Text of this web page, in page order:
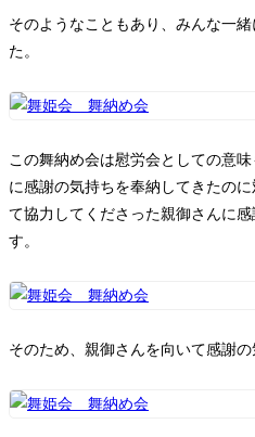
そのようなこともあり、みんな一
た。
この舞納め会は慰労会としての意
に感謝の気持ちを奉納してきたの
て協力してくださった親御さんに
す。
そのため、親御さんを向いて感謝の